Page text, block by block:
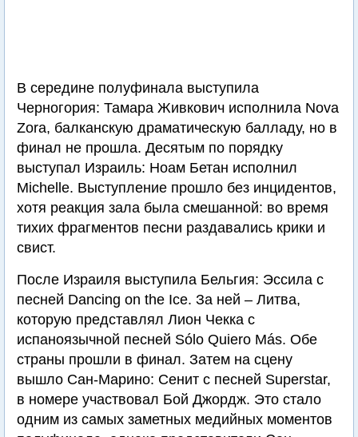
В середине полуфинала выступила
Черногория: Тамара Живкович исполнила Nova
Zora, балканскую драматическую балладу, но в
финал не прошла. Десятым по порядку
выступал Израиль: Ноам Бетан исполнил
Michelle. Выступление прошло без инцидентов,
хотя реакция зала была смешанной: во время
тихих фрагментов песни раздавались крики и
свист.
После Израиля выступила Бельгия: Эссила с
песней Dancing on the Ice. За ней – Литва,
которую представлял Лион Чекка с
испаноязычной песней Sólo Quiero Más. Обе
страны прошли в финал. Затем на сцену
вышло Сан-Марино: Сенит с песней Superstar,
в номере участвовал Бой Джордж. Это стало
одним из самых заметных медийных моментов